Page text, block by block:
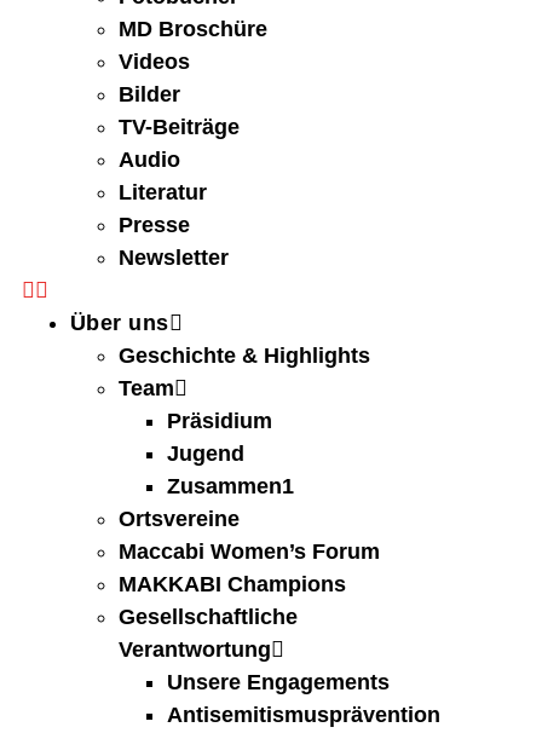
MD Broschüre
Videos
Bilder
TV-Beiträge
Audio
Literatur
Presse
Newsletter
Über uns
Geschichte & Highlights
Team
Präsidium
Jugend
Zusammen1
Ortsvereine
Maccabi Women’s Forum
MAKKABI Champions
Gesellschaftliche
Verantwortung
Unsere Engagements
Antisemitismusprävention